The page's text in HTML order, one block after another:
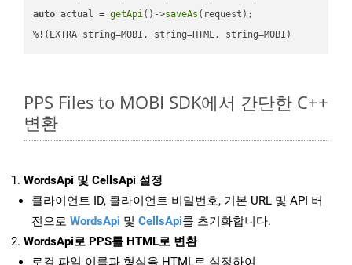
auto actual = getApi()->saveAs (request);
%!(EXTRA string=MOBI, string=HTML, string=MOBI)
PPS Files to MOBI SDK에서 간단한 C++
변환
WordsApi 및 CellsApi 설정
클라이언트 ID, 클라이언트 비밀번호, 기본 URL 및 API 버
전으로 WordsApi 및 CellsApi를 초기화합니다.
WordsApi로 PPS를 HTML로 변환
로컬 파일 이름과 형식을 HTML로 설정하여